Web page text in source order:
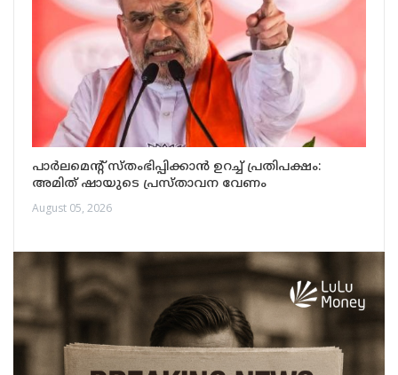
പാർലമെന്റ് സ്തംഭിപ്പിക്കാൻ ഉറച്ച് പ്രതിപക്ഷം:
അമിത് ഷായുടെ പ്രസ്താവന വേണം
August 05, 2026